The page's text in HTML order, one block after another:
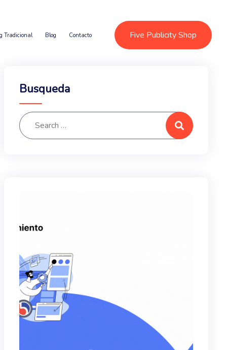
Tradicional Blog Contacto Five Publicity Shop
Busqueda
Search for:
Search